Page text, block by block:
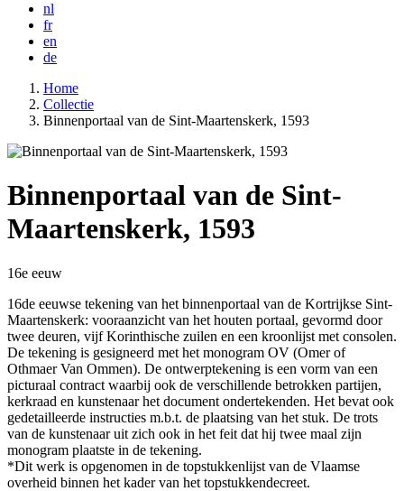
nl
fr
en
de
Home
Collectie
Binnenportaal van de Sint-Maartenskerk, 1593
Binnenportaal van de Sint-
Maartenskerk, 1593
16e eeuw
16de eeuwse tekening van het binnenportaal van de Kortrijkse Sint-
Maartenskerk: vooraanzicht van het houten portaal, gevormd door
twee deuren, vijf Korinthische zuilen en een kroonlijst met consolen.
De tekening is gesigneerd met het monogram OV (Omer of
Othmaer Van Ommen). De ontwerptekening is een vorm van een
picturaal contract waarbij ook de verschillende betrokken partijen,
kerkraad en kunstenaar het document ondertekenden. Het bevat ook
gedetailleerde instructies m.b.t. de plaatsing van het stuk. De trots
van de kunstenaar uit zich ook in het feit dat hij twee maal zijn
monogram plaatste in de tekening.
*Dit werk is opgenomen in de topstukkenlijst van de Vlaamse
overheid binnen het kader van het topstukkendecreet.